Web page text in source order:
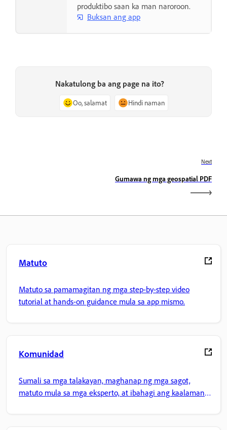
produktibo saan ka man naroroon.
Buksan ang app
Nakatulong ba ang page na ito?
Oo, salamat Hindi naman
Next
Gumawa ng mga geospatial PDF
Matuto
Matuto sa pamamagitan ng mga step-by-step video
tutorial at hands-on guidance mula sa app mismo.
Komunidad
Sumali sa mga talakayan, maghanap ng mga sagot,
matuto mula sa mga eksperto, at ibahagi ang kaalaman